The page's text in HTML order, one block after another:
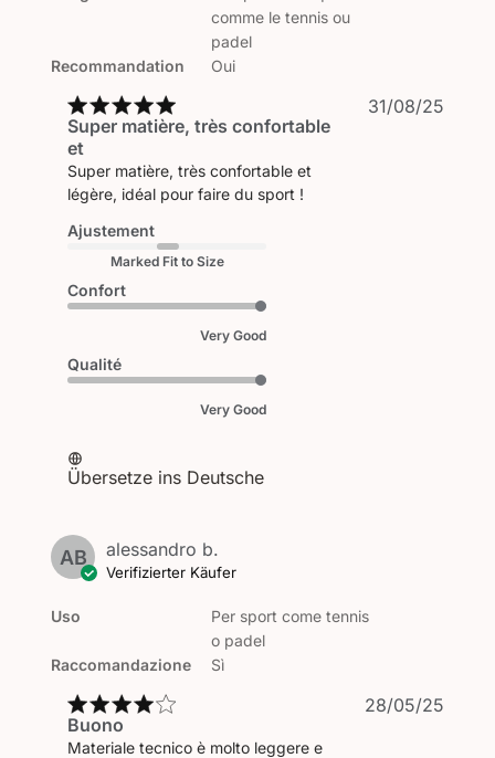
Recommandation
comme le tennis ou
padel
Oui
Super matière, très confortable
et
Super matière, très confortable et
légère, idéal pour faire du sport !
Ajustement
Marked Fit to Size
Confort
Very Good
Qualité
Very Good
Übersetze ins Deutsche
31/08/25
AB alessandro b.
Verifizierter Käufer
Uso
Raccomandazione
Per sport come tennis
o padel
Sì
Buono
Materiale tecnico è molto leggere e
28/05/25